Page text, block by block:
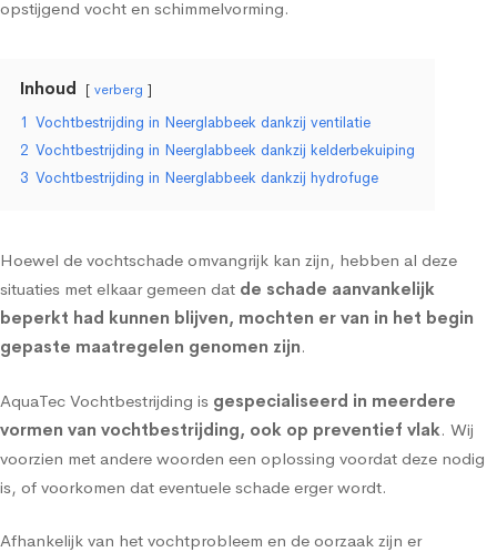
opstijgend vocht en schimmelvorming.
Inhoud verberg
1 Vochtbestrijding in Neerglabbeek dankzij ventilatie
2 Vochtbestrijding in Neerglabbeek dankzij kelderbekuiping
3 Vochtbestrijding in Neerglabbeek dankzij hydrofuge
Hoewel de vochtschade omvangrijk kan zijn, hebben al deze
situaties met elkaar gemeen dat de schade aanvankelijk
beperkt had kunnen blijven, mochten er van in het begin
gepaste maatregelen genomen zijn.
AquaTec Vochtbestrijding is gespecialiseerd in meerdere
vormen van vochtbestrijding, ook op preventief vlak. Wij
voorzien met andere woorden een oplossing voordat deze nodig
is, of voorkomen dat eventuele schade erger wordt.
Afhankelijk van het vochtprobleem en de oorzaak zijn er